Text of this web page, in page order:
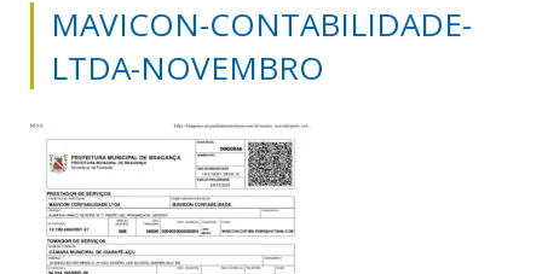
MAVICON-CONTABILIDADE-
LTDA-NOVEMBRO